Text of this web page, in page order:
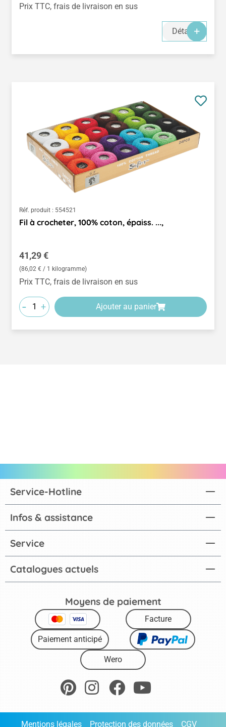
Prix TTC, frais de livraison en sus
Détails
Réf. produit : 554521
Fil à crocheter, 100% coton, épaiss. ...,
Prix régulier :
41,29 €
(86,02 € / 1 kilogramme)
Prix TTC, frais de livraison en sus
- + Ajouter au panier
Catalogues actuels
Service-Hotline
Infos & assistance
Service
Moyens de paiement
Facture
Paiement anticipé
Wero
Mentions légales Protection des données CGV